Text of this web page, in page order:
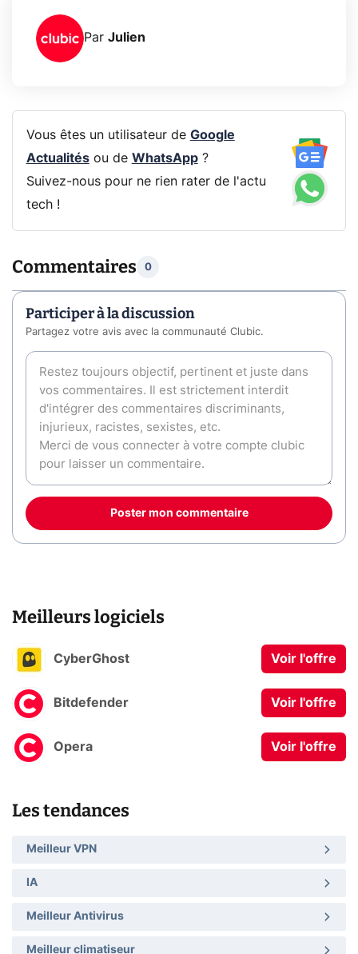
Par Julien
Vous êtes un utilisateur de Google
Actualitésou de WhatsApp?
Suivez-nous pour ne rien rater de l'actu
tech !
Commentaires 0
Participer à la discussion
Partagez votre avis avec la communauté Clubic.
Poster mon commentaire
Meilleurs logiciels
CyberGhost Voir l'offre
Bitdefender Voir l'offre
Opera Voir l'offre
Les tendances
Meilleur VPN
IA
Meilleur Antivirus
Meilleur climatiseur